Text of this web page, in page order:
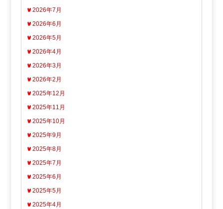
2026年7月
2026年6月
2026年5月
2026年4月
2026年3月
2026年2月
2025年12月
2025年11月
2025年10月
2025年9月
2025年8月
2025年7月
2025年6月
2025年5月
2025年4月